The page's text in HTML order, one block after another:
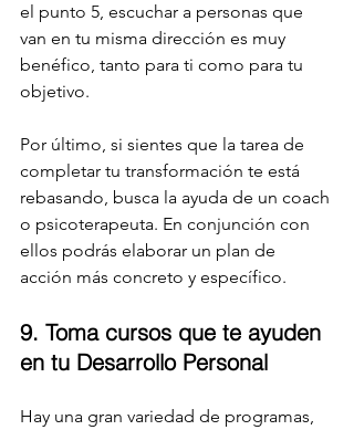
el punto 5, escuchar a personas que
van en tu misma dirección es muy
benéfico, tanto para ti como para tu
objetivo.
Por último, si sientes que la tarea de
completar tu transformación te está
rebasando, busca la ayuda de un coach
o psicoterapeuta. En conjunción con
ellos podrás elaborar un plan de
acción más concreto y específico.
9. Toma cursos que te ayuden
en tu Desarrollo Personal
Hay una gran variedad de programas,